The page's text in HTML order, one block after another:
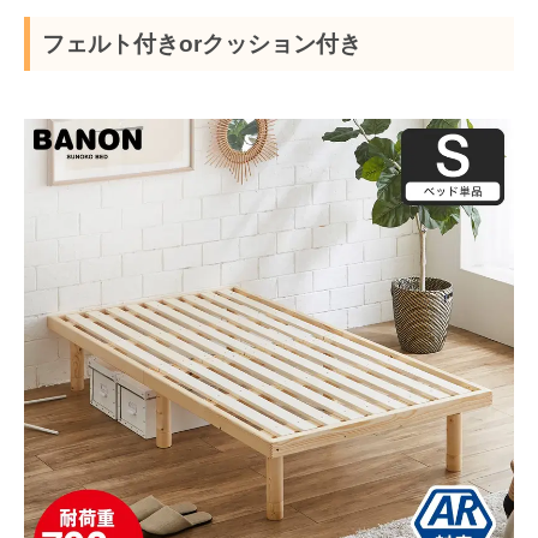
フェルト付きorクッション付き